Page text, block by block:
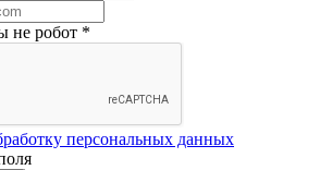
не робот *
персональных данных